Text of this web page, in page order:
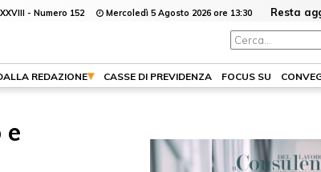
- Numero 152 Mercoledì 5 Agosto 2026 ore 13:30 Resta
REDAZIONE CASSE DI PREVIDENZA FOCUS SU